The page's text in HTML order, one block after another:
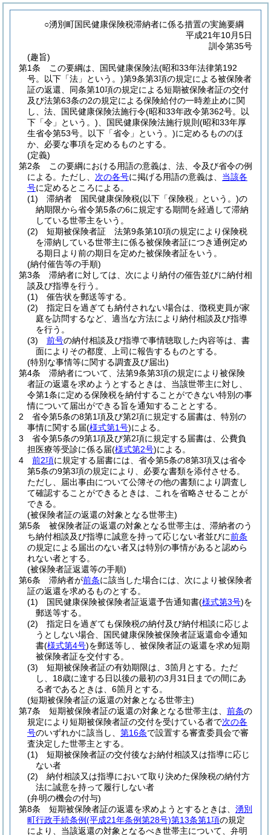
○湧別町国民健康保険税滞納者に係る措置の実施要綱
平成21年10月5日
訓令第35号
(趣旨)
第1条
この要綱は、国民健康保険法(昭和33年法律第192
号。以下「法」という。)第9条第3項の規定による被保険者
証の返還、同条第10項の規定による短期被保険者証の交付
及び法第63条の2の規定による保険給付の一時差止めに関
し、法、国民健康保険法施行令(昭和33年政令第362号。以
下「令」という。) 、国民健康保険法施行規則 (昭和33年厚
生省令第53号。以下「省令」という。)に定めるもののほ
か、必要な事項を定めるものとする。
(定義)
第2条
この要綱における用語の意義は、法、令及び省令の例
による。 ただし、 次の各号に掲げる用語の意義は、 当該各
号に定めるところによる。
(1)
滞納者 国民健康保険税(以下「保険税」という。)の
納期限から省令第5条の6に規定する期間を経過して滞納
している世帯主をいう。
(2)
短期被保険者証 法第9条第10項の規定により保険税
を滞納している世帯主に係る被保険者証につき通例定め
る期日より前の期日を定めた被保険者証をいう。
(納付催告等の手順)
第3条
滞納者に対しては、次により納付の催告並びに納付相
談及び指導を行う。
(1)
催告状を郵送等する。
(2)
指定日を過ぎても納付されない場合は、徴税吏員が家
庭を訪問するなど、適当な方法により納付相談及び指導
を行う。
(3)
前号の納付相談及び指導で事情聴取した内容等は、書
面によりその都度、上司に報告するものとする。
(特別な事情等に関する調査及び届出)
第4条
滞納者について、法第9条第3項の規定により被保険
者証の返還を求めようとするときは、当該世帯主に対し、
令第1条に定める保険税を納付することができない特別の事
情について届出ができる旨を通知することとする。
2
省令第5条の8第1項及び第2項に規定する届書は、特別の
事情に関する届(様式第1号)による。
3
省令第5条の9第1項及び第2項に規定する届書は、公費負
担医療等受診に係る届(様式第2号)による。
4
前2項に規定する届書には、省令第5条の8第3項又は省令
第5条の9第3項の規定により、必要な書類を添付させる。
ただし、届出事由について公簿その他の書類により調査し
て確認することができるときは、これを省略させることが
できる。
(被保険者証の返還の対象となる世帯主)
第5条
被保険者証の返還の対象となる世帯主は、滞納者のう
ち納付相談及び指導に誠意を持って応じない者並びに前条
の規定による届出のない者又は特別の事情があると認めら
れない者とする。
(被保険者証返還等の手順)
第6条
滞納者が前条に該当した場合には、次により被保険者
証の返還を求めるものとする。
(1)
国民健康保険被保険者証返還予告通知書(様式第3号)を
郵送等する。
(2)
指定日を過ぎても保険税の納付及び納付相談に応じよ
うとしない場合、国民健康保険被保険者証返還命令通知
書(様式第4号)を郵送等し、被保険者証の返還を求め短期
被保険者証を交付する。
(3)
短期被保険者証の有効期限は、3箇月とする。 ただ
し、18歳に達する日以後の最初の3月31日までの間にあ
る者であるときは、6箇月とする。
(短期被保険者証の返還の対象となる世帯主)
第7条
短期被保険者証の返還の対象となる世帯主は、 前条の
規定により短期被保険者証の交付を受けている者で次の各
号のいずれかに該当し、 第16条で設置する審査委員会で審
査決定した世帯主とする。
(1)
短期被保険者証の交付後なお納付相談又は指導に応じ
ない者
(2)
納付相談又は指導において取り決めた保険税の納付方
法に誠意を持って履行しない者
(弁明の機会の付与)
第8条
短期被保険者証の返還を求めようとするときは、 湧別
町行政手続条例(平成21年条例第28号)第13条第1項の規定
により、当該返還の対象となるべき世帯主について、弁明